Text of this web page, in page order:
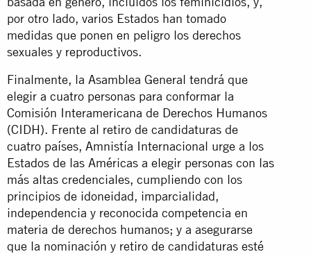
por otro lado, varios Estados han tomado
medidas que ponen en peligro los derechos
sexuales y reproductivos.
Finalmente, la Asamblea General tendrá que
elegir a cuatro personas para conformar la
Comisión Interamericana de Derechos Humanos
(CIDH). Frente al retiro de candidaturas de
cuatro países, Amnistía Internacional urge a los
Estados de las Américas a elegir personas con las
más altas credenciales, cumpliendo con los
principios de idoneidad, imparcialidad,
independencia y reconocida competencia en
materia de derechos humanos; y a asegurarse
que la nominación y retiro de candidaturas esté